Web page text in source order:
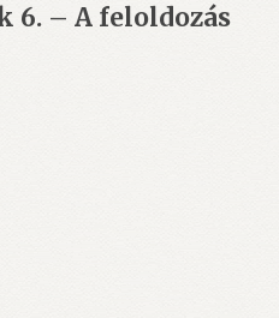
6. – A feloldozás